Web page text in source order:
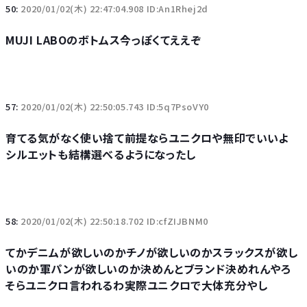
50: 2020/01/02(木) 22:47:04.908 ID:An1Rhej2d
MUJI LABOのボトムス今っぽくてええぞ
57: 2020/01/02(木) 22:50:05.743 ID:5q7PsoVY0
育てる気がなく使い捨て前提ならユニクロや無印でいいよ
シルエットも結構選べるようになったし
58: 2020/01/02(木) 22:50:18.702 ID:cfZIJBNM0
てかデニムが欲しいのかチノが欲しいのかスラックスが欲し
いのか軍パンが欲しいのか決めんとブランド決めれんやろ
そらユニクロ言われるわ実際ユニクロで大体充分やし